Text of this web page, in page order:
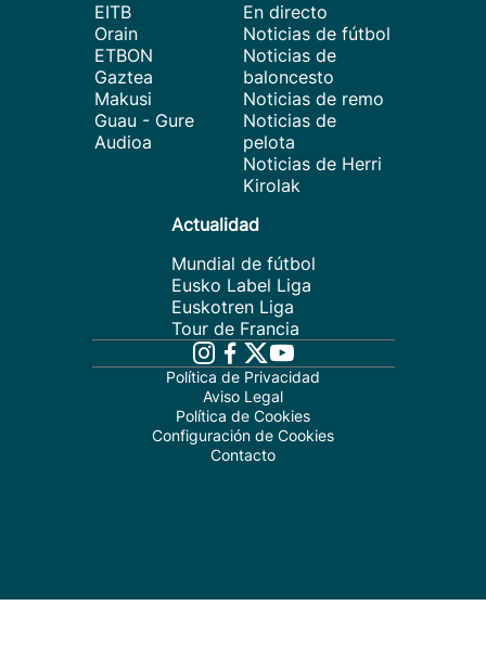
EITB
Orain
ETBON
Gaztea
Makusi
Guau - Gure
Audioa
En directo
Noticias de fútbol
Noticias de
baloncesto
Noticias de remo
Noticias de
pelota
Noticias de Herri
Kirolak
Actualidad
Mundial de fútbol
Eusko Label Liga
Euskotren Liga
Tour de Francia
Política de Privacidad
Aviso Legal
Política de Cookies
Configuración de Cookies
Contacto